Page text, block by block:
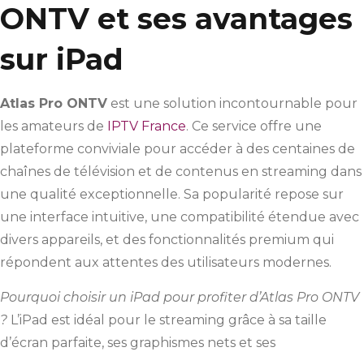
ONTV et ses avantages
sur iPad
Atlas Pro ONTV est une solution incontournable pour
les amateurs de
IPTV France. Ce service offre une
plateforme conviviale pour accéder à des centaines de
chaînes de télévision et de contenus en streaming dans
une qualité exceptionnelle. Sa popularité repose sur
une interface intuitive, une compatibilité étendue avec
divers appareils, et des fonctionnalités premium qui
répondent aux attentes des utilisateurs modernes.
Pourquoi choisir un iPad pour profiter d’Atlas Pro ONTV
? L’iPad est idéal pour le streaming grâce à sa taille
d’écran parfaite, ses graphismes nets et ses